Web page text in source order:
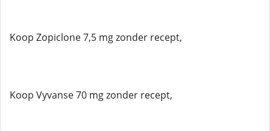
Koop Zopiclone 7,5 mg zonder recept,
Koop Vyvanse 70 mg zonder recept,